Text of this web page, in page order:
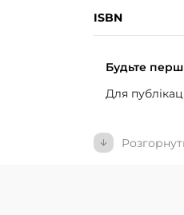
ISBN
Будьте
Для